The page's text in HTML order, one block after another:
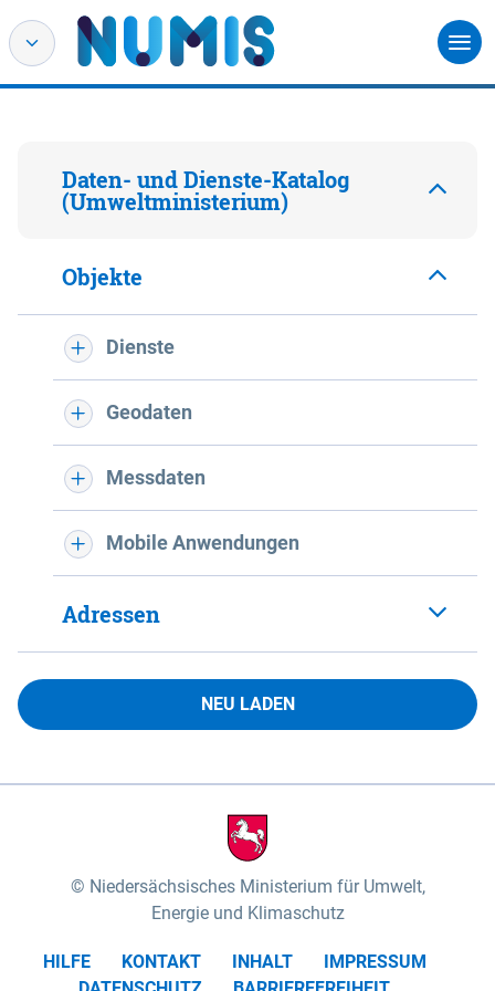
Daten- und Dienste-Katalog
(Umweltministerium)
Objekte
Dienste
Geodaten
Messdaten
Mobile Anwendungen
Adressen
NEU LADEN
Niedersächsisches Ministerium für Umwelt,
Energie und Klimaschutz
HILFE KONTAKT INHALT
IMPRESSUM